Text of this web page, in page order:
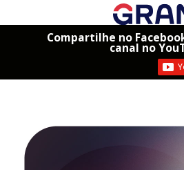
Compartilhe no
canal no